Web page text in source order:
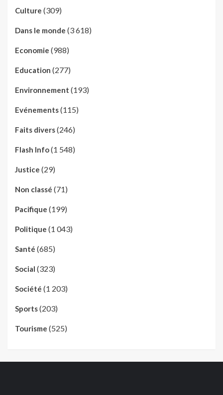
Culture (309)
Dans le monde (3 618)
Economie (988)
Education (277)
Environnement (193)
Evénements(115)
Faits divers(246)
Flash Info(1 548)
Justice (29)
Non classé (71)
Pacifique (199)
Politique (1 043)
Santé (685)
Social (323)
Société (1 203)
Sports(203)
Tourisme (525)